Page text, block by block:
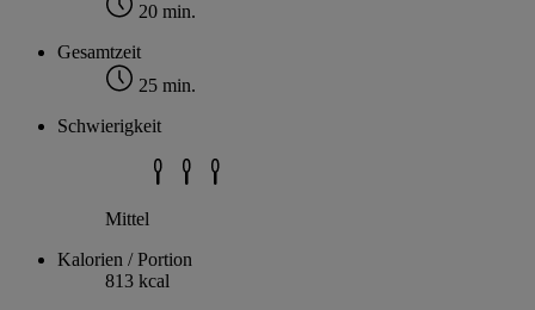
20 min.
Gesamtzeit
25 min.
Schwierigkeit
Mittel
Kalorien / Portion
813 kcal